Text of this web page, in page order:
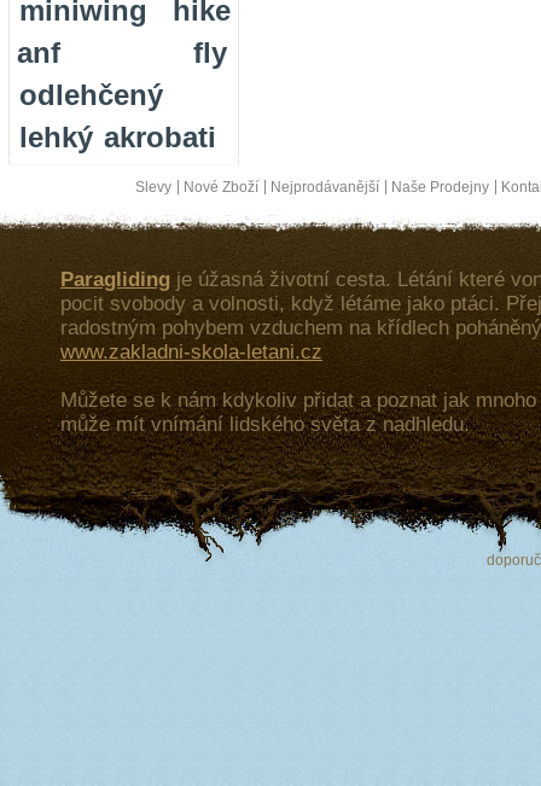
miniwing
hike
anf fly
odlehčený
lehký akrobati
Slevy Nové Zboží Nejprodávanější Naše Prodejny
Paragliding je úžasná životní cesta. Létání které
pocit svobody a volnosti, když létáme jako ptáci.
radostným pohybem vzduchem na křídlech
www.zakladni-skola-letani.cz
Můžete se k nám kdykoliv přidat a poznat jak
může mít vnímání lidského světa z nadhledu.